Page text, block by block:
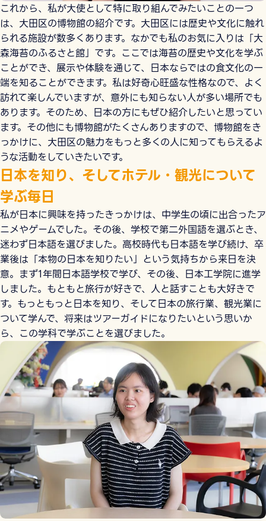
これから、私が大使として特に取り組んでみたいことの一つ
は、大田区の博物館の紹介です。大田区には歴史や文化に触れ
られる施設が数多くあります。なかでも私のお気に入りは「大
森海苔のふるさと館」です。ここでは海苔の歴史や文化を学ぶ
ことができ、展示や体験を通じて、日本ならではの食文化の一
端を知ることができます。私は好奇心旺盛な性格なので、よく
訪れて楽しんでいますが、意外にも知らない人が多い場所でも
あります。そのため、日本の方にもぜひ紹介したいと思ってい
ます。その他にも博物館がたくさんありますので、博物館をき
っかけに、大田区の魅力をもっと多くの人に知ってもらえるよ
うな活動をしていきたいです。
日本を知り、そしてホテル・観光について
学ぶ毎日
私が日本に興味を持ったきっかけは、中学生の頃に出合ったア
ニメやゲームでした。その後、学校で第二外国語を選ぶとき、
迷わず日本語を選びました。高校時代も日本語を学び続け、卒
業後は「本物の日本を知りたい」という気持ちから来日を決
意。まず1年間日本語学校で学び、その後、日本工学院に進学
しました。もともと旅行が好きで、人と話すことも大好きで
す。もっともっと日本を知り、そして日本の旅行業、観光業に
ついて学んで、将来はツアーガイドになりたいという思いか
ら、この学科で学ぶことを選びました。